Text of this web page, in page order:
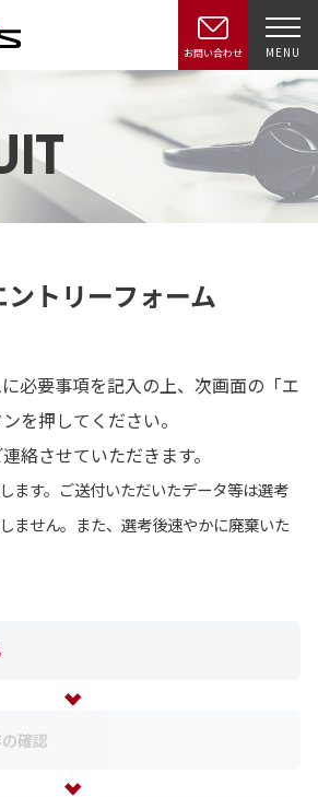
お問い合わせ MENU
トリーフォーム
必要事項を記入の上、次画面の「エ
を押してください。
絡させていただきます。
ます。ご送付いただいたデータ等は選考
ません。また、選考後速やかに廃棄いた
確認